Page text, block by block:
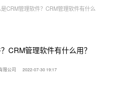
CRM管理软件？CRM管理软件有什么
CRM管理软件有什么用？
限公司 2022-07-30 19:17